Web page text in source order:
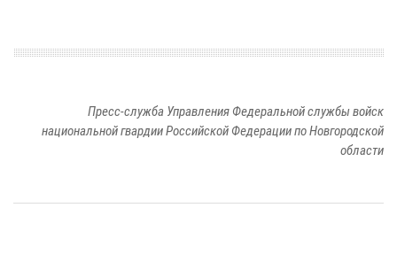
Пресс-служба Управления Федеральной службы войск
национальной гвардии Российской Федерации по Новгородской
области